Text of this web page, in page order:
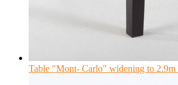
Table "Mont- Carlo" widening to 2.9m